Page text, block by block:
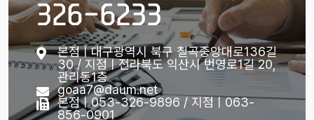
326-6233
본점ㅣ대구광역시 북구 칠곡중앙대로136길
30 / 지점ㅣ전라북도 익산시 번영로1길 20,
관리동1층
goaa7@daum.net
본점ㅣ053-326-9896 / 지점ㅣ063-
856-0901